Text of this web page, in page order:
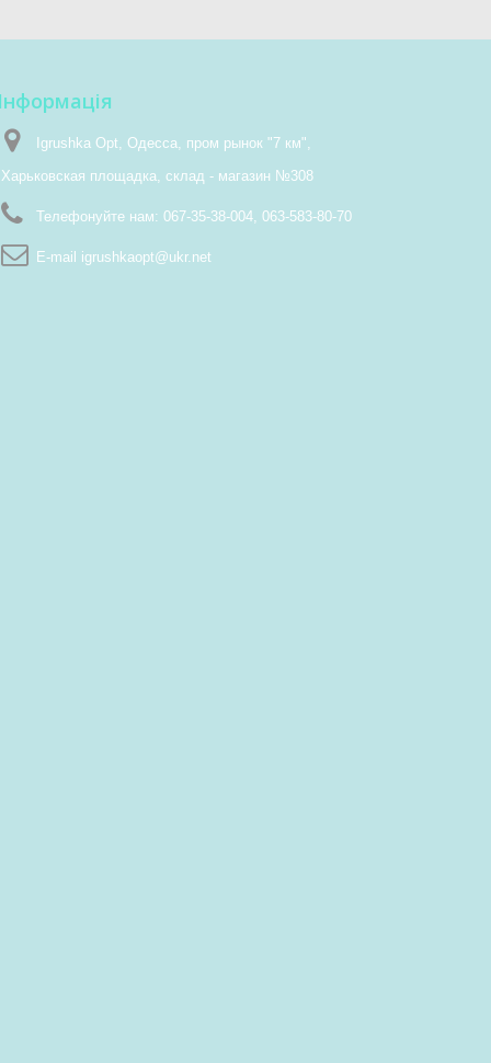
Igrushka Opt, Одесса, пром рынок "7 км",
Харьковская площадка, склад - магазин №308
Телефонуйте нам: 067-35-38-004, 063-583-80-70
E-maіl igrushkaopt@ukr.net